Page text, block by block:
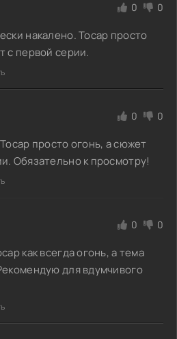
0 0
накалено. Тосар просто
с первой серии.
0 0
просто огонь, а сюжет
Обязательно к просмотру!
0 0
как всегда огонь, а тема
для вдумчивого